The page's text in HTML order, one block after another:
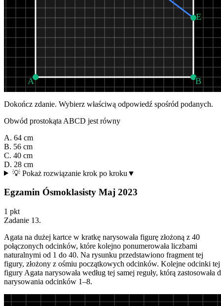
A B
E
Dokończ zdanie. Wybierz właściwą odpowiedź spośród podanych.
Obwód prostokąta ABCD jest równy
A. 64 cm
B. 56 cm
C. 40 cm
D. 28 cm
💡 Pokaż rozwiązanie krok po kroku ▼
Egzamin Ósmoklasisty Maj 2023
1 pkt
Zadanie 13.
Agata na dużej kartce w kratkę narysowała figurę złożoną z 40
połączonych odcinków, które kolejno ponumerowała liczbami
naturalnymi od 1 do 40. Na rysunku przedstawiono fragment tej
figury, złożony z ośmiu początkowych odcinków. Kolejne odcinki tej
figury Agata narysowała według tej samej reguły, którą zastosowała
narysowania odcinków 1–8.